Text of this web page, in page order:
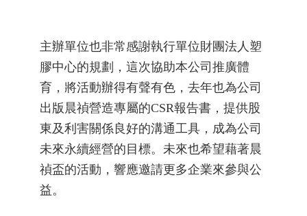
主辦單位也非常感謝執行單位財團法人塑
膠中心的規劃，這次協助本公司推廣體
育，將活動辦得有聲有色，去年也為公司
出版晨禎營造專屬的CSR報告書，提供股
東及利害關係良好的溝通工具，成為公司
未來永續經營的目標。未來也希望藉著晨
禎盃的活動，響應邀請更多企業來參與公
益。